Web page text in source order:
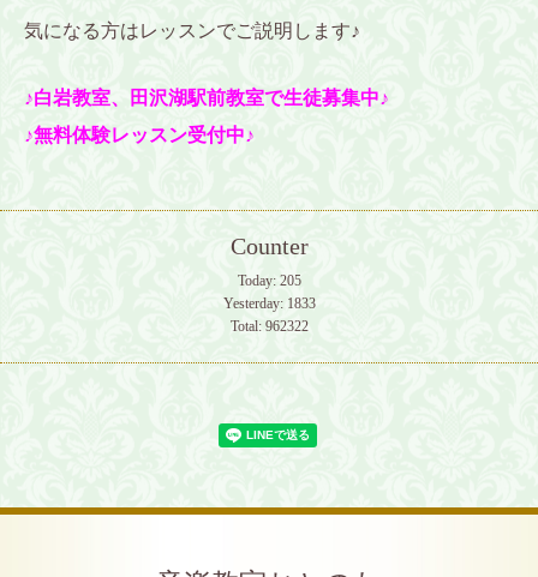
気になる方はレッスンでご説明します♪
♪白岩教室、田沢湖駅前教室で生徒募集中♪
♪無料体験レッスン受付中♪
Counter
Today: 205
Yesterday: 1833
Total: 962322